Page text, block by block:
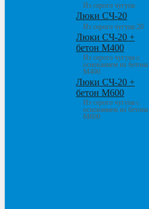
Из серого чугуна
Люки СЧ-20
Из серого чугуна 20
Люки СЧ-20 +
бетон М400
Из серого чугуна с
основанием из бетона
М400
Люки СЧ-20 +
бетон М600
Из серого чугуна с
основанием из бетона
М600